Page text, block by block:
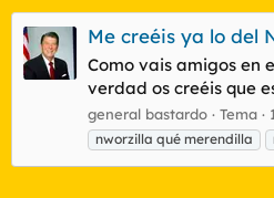
Me creéis ya lo del
Como vais amigos en
verdad os creéis que
general bastardo Tema
nworzilla qué merendilla